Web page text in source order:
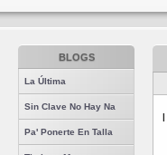
BLOGS
La Última
Sin Clave No Hay Na
Pa' Ponerte En Talla
|